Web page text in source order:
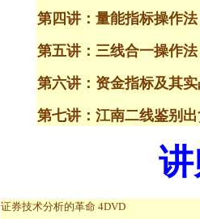
第四讲：量能指标操作
第五讲：三线合一操作
第六讲：资金指标及其
第七讲：江南二线鉴别
证券技术分析的革命 4DVD